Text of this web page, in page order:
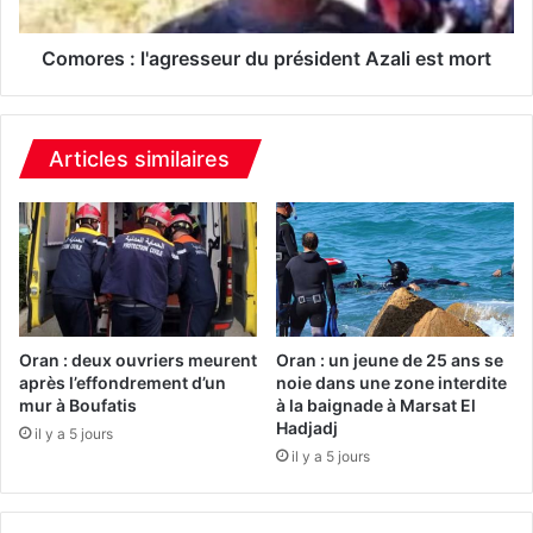
I
E
N
:
l
e
s
s
e
u
r
d
u
p
r
é
s
Comores : l'agresseur du président Azali est mort
Articles similaires
Oran : deux ouvriers meurent
après l’effondrement d’un
mur à Boufatis
il y a 5 jours
Oran : un jeune de 25 ans se
noie dans une zone interdite
à la baignade à Marsat El
Hadjadj
il y a 5 jours